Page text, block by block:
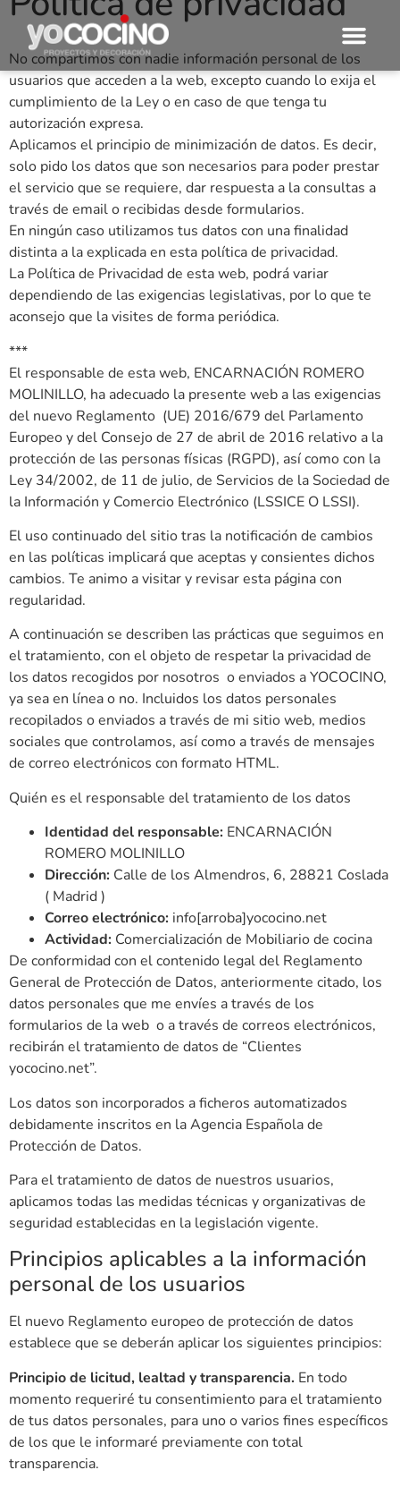
No compartimos con nadie información personal de los
usuarios que acceden a la web, excepto cuando lo exija el
cumplimiento de la Ley o en caso de que tenga tu
autorización expresa.
Aplicamos el principio de minimización de datos. Es decir,
solo pido los datos que son necesarios para poder prestar
el servicio que se requiere, dar respuesta a la consultas a
través de email o recibidas desde formularios.
En ningún caso utilizamos tus datos con una finalidad
distinta a la explicada en esta política de privacidad.
La Política de Privacidad de esta web, podrá variar
dependiendo de las exigencias legislativas, por lo que te
aconsejo que la visites de forma periódica.
***
El responsable de esta web, ENCARNACIÓN ROMERO
MOLINILLO, ha adecuado la presente web a las exigencias
del nuevo Reglamento (UE) 2016/679 del Parlamento
Europeo y del Consejo de 27 de abril de 2016 relativo a la
protección de las personas físicas (RGPD), así como con la
Ley 34/2002, de 11 de julio, de Servicios de la Sociedad de
la Información y Comercio Electrónico (LSSICE O LSSI).
El uso continuado del sitio tras la notificación de cambios
en las políticas implicará que aceptas y consientes dichos
cambios. Te animo a visitar y revisar esta página con
regularidad.
A continuación se describen las prácticas que seguimos en
el tratamiento, con el objeto de respetar la privacidad de
los datos recogidos por nosotros o enviados a YOCOCINO,
ya sea en línea o no. Incluidos los datos personales
recopilados o enviados a través de mi sitio web, medios
sociales que controlamos, así como a través de mensajes
de correo electrónicos con formato HTML.
Quién es el responsable del tratamiento de los datos
Identidad del responsable: ENCARNACIÓN
ROMERO MOLINILLO
Dirección: Calle de los Almendros, 6, 28821 Coslada
( Madrid )
Correo electrónico: info[arroba]yococino.net
Actividad: Comercialización de Mobiliario de cocina
De conformidad con el contenido legal del Reglamento
General de Protección de Datos, anteriormente citado, los
datos personales que me envíes a través de los
formularios de la web o a través de correos electrónicos,
recibirán el tratamiento de datos de “Clientes
yococino.net”.
Los datos son incorporados a ficheros automatizados
debidamente inscritos en la Agencia Española de
Protección de Datos.
Para el tratamiento de datos de nuestros usuarios,
aplicamos todas las medidas técnicas y organizativas de
seguridad establecidas en la legislación vigente.
Principios aplicables a la información
personal de los usuarios
El nuevo Reglamento europeo de protección de datos
establece que se deberán aplicar los siguientes principios:
Principio de licitud, lealtad y transparencia. En todo
momento requeriré tu consentimiento para el tratamiento
de tus datos personales, para uno o varios fines específicos
de los que le informaré previamente con total
transparencia.